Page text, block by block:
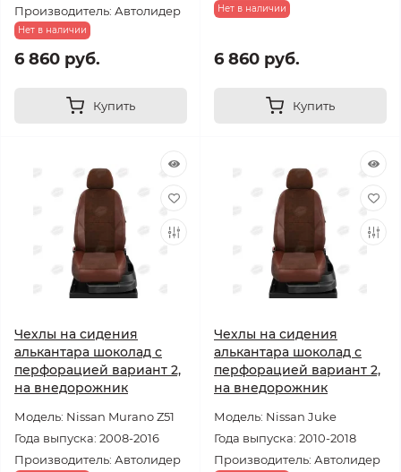
Производитель: Автолидер
Нет в наличии
6 860 руб.
Купить
Нет в наличии
6 860 руб.
Купить
Чехлы на сидения
алькантара шоколад с
перфорацией вариант 2,
на внедорожник
Модель: Nissan Murano Z51
Года выпуска: 2008-2016
Производитель: Автолидер
Чехлы на сидения
алькантара шоколад с
перфорацией вариант 2,
на внедорожник
Модель: Nissan Juke
Года выпуска: 2010-2018
Производитель: Автолидер